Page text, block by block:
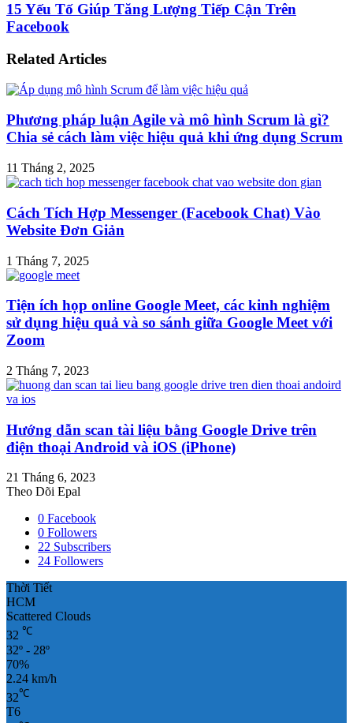
15 Yếu Tố Giúp Tăng Lượng Tiếp Cận Trên
Facebook
Related Articles
Phương pháp luận Agile và mô hình Scrum là gì?
Chia sẻ cách làm việc hiệu quả khi ứng dụng Scrum
11 Tháng 2, 2025
Cách Tích Hợp Messenger (Facebook Chat) Vào
Website Đơn Giản
1 Tháng 7, 2025
Tiện ích họp online Google Meet, các kinh nghiệm
sử dụng hiệu quả và so sánh giữa Google Meet với
Zoom
2 Tháng 7, 2023
Hướng dẫn scan tài liệu bằng Google Drive trên
điện thoại Android và iOS (iPhone)
21 Tháng 6, 2023
Theo Dõi Epal
0 Facebook
0 Followers
22 Subscribers
24 Followers
Thời Tiết
HCM
Scattered Clouds
32 ℃
32º - 28º
70%
2.24 km/h
32℃
T6